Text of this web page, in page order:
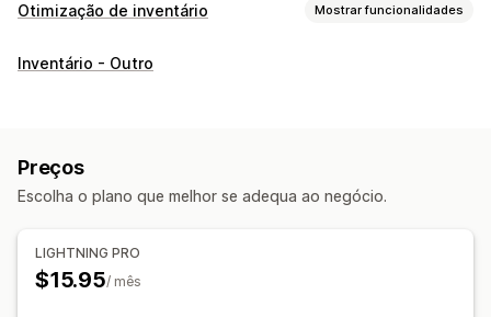
Otimização de inventário Mostrar funcionalidades
Gestão de inventário
Inventário - Outro
Preços
Escolha o plano que melhor se adequa ao negócio.
LIGHTNING PRO
$15.95/ mês